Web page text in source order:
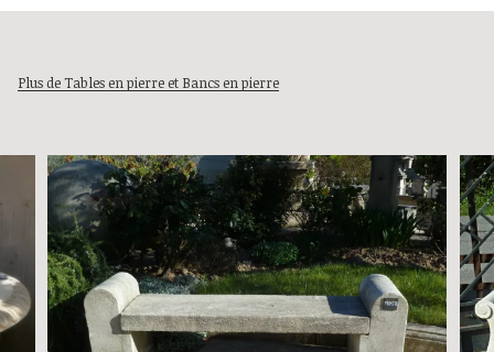
Plus de Tables en pierre et Bancs en pierre